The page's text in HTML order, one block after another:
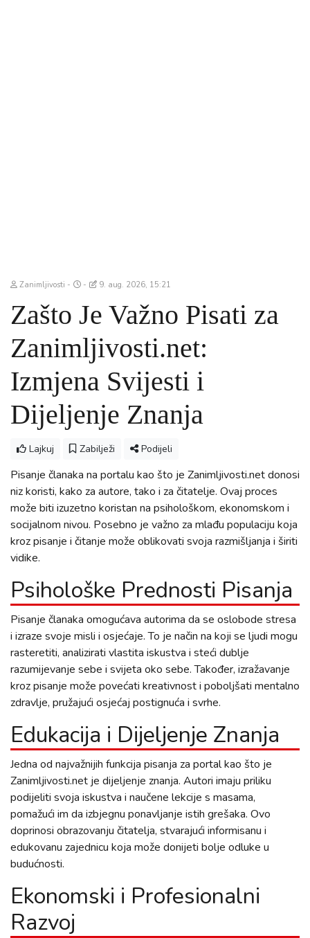
Zanimljivosti 9. aug. 2026, 15:21
Zašto Je Važno Pisati za
Zanimljivosti.net:
Izmjena Svijesti i
Dijeljenje Znanja
Lajkuj Zabilježi Podijeli
Pisanje članaka na portalu kao što je Zanimljivosti.net donosi
niz koristi, kako za autore, tako i za čitatelje. Ovaj proces
može biti izuzetno koristan na psihološkom, ekonomskom i
socijalnom nivou. Posebno je važno za mlađu populaciju koja
kroz pisanje i čitanje može oblikovati svoja razmišljanja i širiti
vidike.
Psihološke Prednosti Pisanja
Pisanje članaka omogućava autorima da se oslobode stresa
i izraze svoje misli i osjećaje. To je način na koji se ljudi mogu
rasteretiti, analizirati vlastita iskustva i steći dublje
razumijevanje sebe i svijeta oko sebe. Također, izražavanje
kroz pisanje može povećati kreativnost i poboljšati mentalno
zdravlje, pružajući osjećaj postignuća i svrhe.
Edukacija i Dijeljenje Znanja
Jedna od najvažnijih funkcija pisanja za portal kao što je
Zanimljivosti.net je dijeljenje znanja. Autori imaju priliku
podijeliti svoja iskustva i naučene lekcije s masama,
pomažući im da izbjegnu ponavljanje istih grešaka. Ovo
doprinosi obrazovanju čitatelja, stvarajući informisanu i
edukovanu zajednicu koja može donijeti bolje odluke u
budućnosti.
Ekonomski i Profesionalni
Razvoj